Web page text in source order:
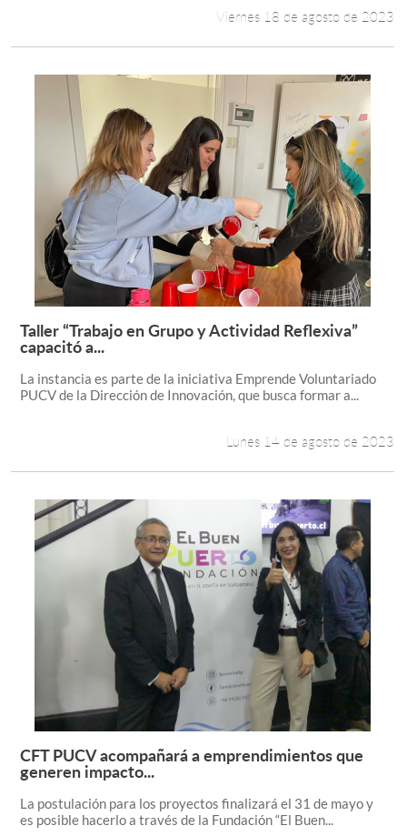
Viernes 18 de agosto de 2023
Leer más +
Taller “Trabajo en Grupo y Actividad Reflexiva”
capacitó a...
La instancia es parte de la iniciativa Emprende Voluntariado
PUCV de la Dirección de Innovación, que busca formar a...
Lunes 14 de agosto de 2023
Leer más +
CFT PUCV acompañará a emprendimientos que
generen impacto...
La postulación para los proyectos finalizará el 31 de mayo y
es posible hacerlo a través de la Fundación “El Buen...